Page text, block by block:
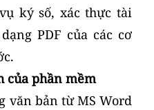
ký số, xác thực tài
PDF của các cơ
của phần mềm
văn bản từ MS Word